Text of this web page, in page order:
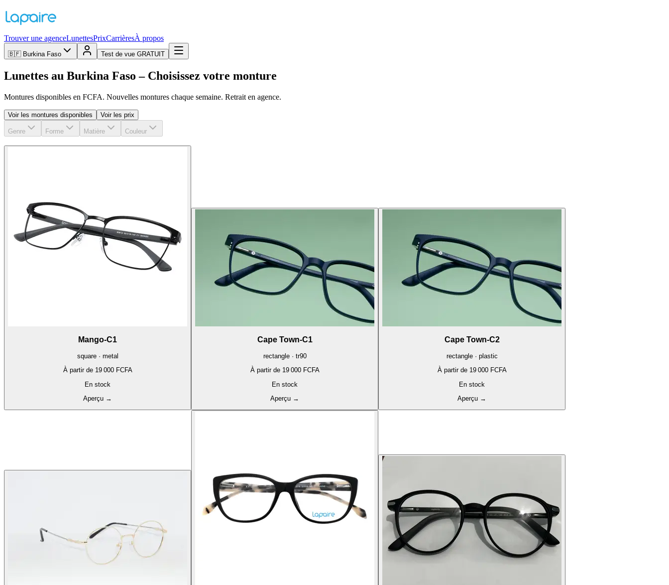
Trouver une agenceLunettesPrixCarrièresÀ propos
🇧🇫 Burkina Faso Test de vue GRATUIT
Lunettes au Burkina Faso – Choisissez votre monture
Montures disponibles en FCFA. Nouvelles montures chaque semaine. Retrait en agence.
Voir les montures disponibles Voir les prix
Genre Forme Matière Couleur
Mango-C1
square · metal
À partir de 19 000 FCFA
En stock
Aperçu →
Cape Town-C1
rectangle · tr90
À partir de 19 000 FCFA
En stock
Aperçu →
Cape Town-C2
rectangle · plastic
À partir de 19 000 FCFA
En stock
Aperçu →